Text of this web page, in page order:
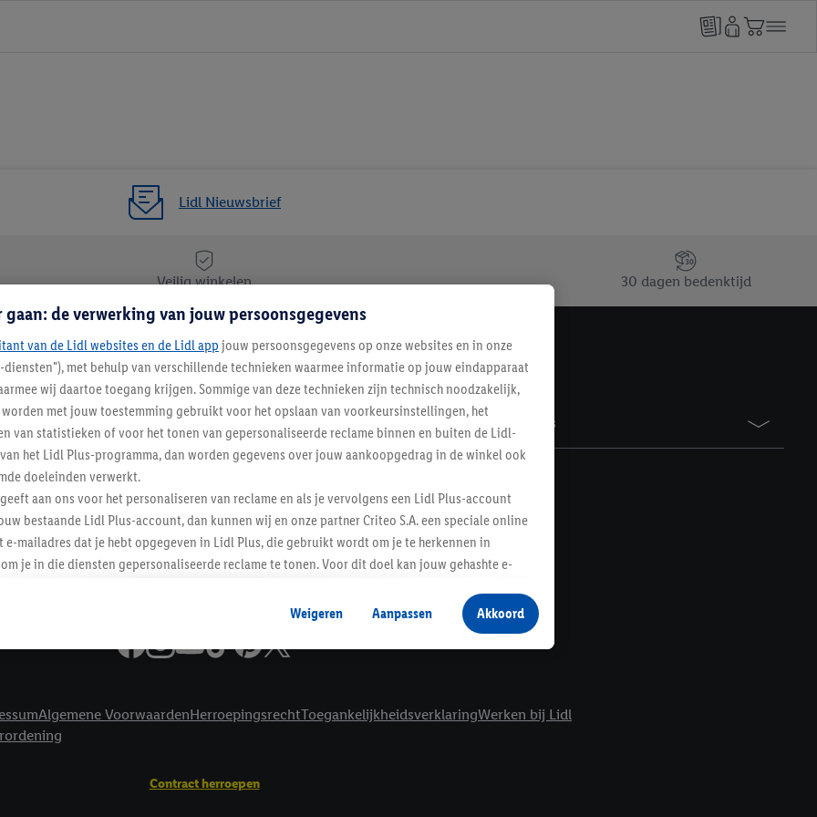
Lidl Nieuwsbrief
Veilig winkelen 30 dagen bedenktijd
Lidl Nieuwsbrief
Schrijf je in
Informatie Awards
Algemene VoorwaardenHerroepingsrechtToegankelijkheidsverklaringWerken bij Lidl
Contract herroepen
de verwerking van jouw persoonsgegevens
van de Lidl websites en de Lidl app jouw persoonsgegevens op onze websites en in onze
met behulp van verschillende technieken waarmee informatie op jouw eindapparaat
wij daartoe toegang krijgen. Sommige van deze technieken zijn technisch noodzakelijk,
met jouw toestemming gebruikt voor het opslaan van voorkeursinstellingen, het
van statistieken of voor het tonen van gepersonaliseerde reclame binnen en buiten de Lidl-
het Lidl Plus-programma, dan worden gegevens over jouw aankoopgedrag in de winkel ook
doeleinden verwerkt.
aan ons voor het personaliseren van reclame en als je vervolgens een Lidl Plus-account
bestaande Lidl Plus-account, dan kunnen wij en onze partner Criteo S.A. een speciale online
mailadres dat je hebt opgegeven in Lidl Plus, die gebruikt wordt om je te herkennen in
je in die diensten gepersonaliseerde reclame te tonen. Voor dit doel kan jouw gehashte e-
geeft, dan kunnen retargeting advertenties worden weergegeven voor producten waarin je
(bijvoorbeeld door het product in een winkelmandje van een online winkel te plaatsen
andere identifiers of met identifiers waarover Criteo S.A. beschikt, aan jou kunnen worden
instemt. Verder kan je er meer informatie vinden over de gegevensverwerking.
Weigeren Aanpassen Akkoord